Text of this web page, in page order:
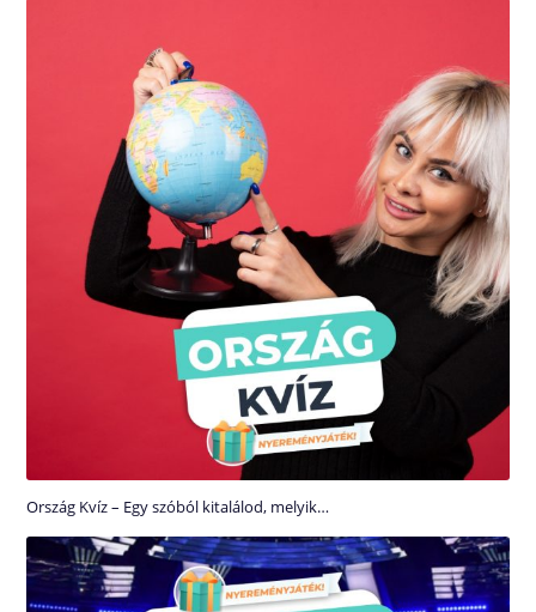
Ország Kvíz – Egy szóból kitalálod, melyik…